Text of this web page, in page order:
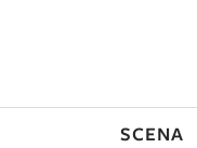
SCENA